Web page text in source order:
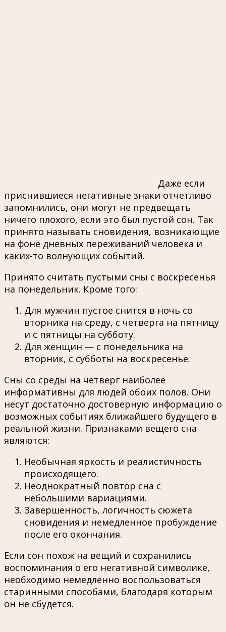
Даже если
приснившиеся негативные знаки отчетливо
запомнились, они могут не предвещать
ничего плохого, если это был пустой сон. Так
принято называть сновидения, возникающие
на фоне дневных переживаний человека и
каких-то волнующих событий.
Принято считать пустыми сны с воскресенья
на понедельник. Кроме того:
Для мужчин пустое снится в ночь со
вторника на среду, с четверга на пятницу
и с пятницы на субботу.
Для женщин — с понедельника на
вторник, с субботы на воскресенье.
Сны со среды на четверг наиболее
информативны для людей обоих полов. Они
несут достаточно достоверную информацию о
возможных событиях ближайшего будущего в
реальной жизни. Признаками вещего сна
являются:
Необычная яркость и реалистичность
происходящего.
Неоднократный повтор сна с
небольшими вариациями.
Завершенность, логичность сюжета
сновидения и немедленное пробуждение
после его окончания.
Если сон похож на вещий и сохранились
воспоминания о его негативной символике,
необходимо немедленно воспользоваться
старинными способами, благодаря которым
он не сбудется.